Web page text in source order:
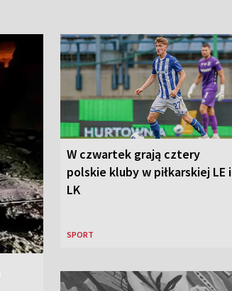
W czwartek grają cztery
polskie kluby w piłkarskiej LE i
LK
SPORT